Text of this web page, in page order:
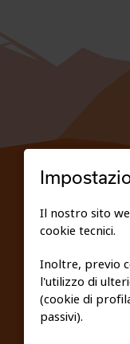
Il nostro sito
cookie tecnici.
Inoltre, previo
l'utilizzo di
(cookie di
passivi).